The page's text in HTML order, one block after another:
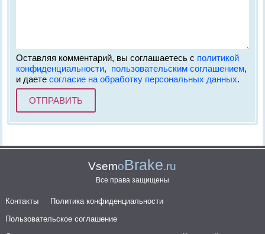
Оставляя комментарий, вы соглашаетесь с политикой
конфиденциальности, пользовательским соглашением,
и даетесогласие на обработку персональных данных.
VsemoBrake.ru
Все права защищены
Контакты
Политика конфиденциальности
Пользовательское соглашение